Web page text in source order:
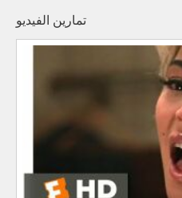
تمارين الفيديو